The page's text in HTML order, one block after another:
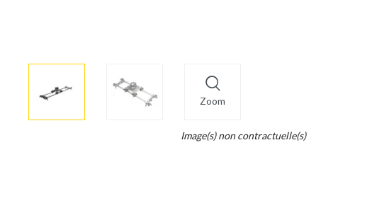
Zoom
More
info
Image(s) non contractuelle(s)